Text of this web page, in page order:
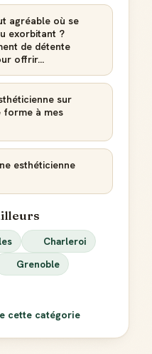
agréable où se
exorbitant ?
de détente
offrir...
sur
forme à mes
esthéticienne
Charleroi
Grenoble
cette catégorie